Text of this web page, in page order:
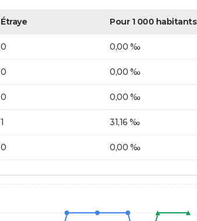
Étraye Pour 1 000 habitants
0 0,00 ‰
0 0,00 ‰
0 0,00 ‰
1 31,16 ‰
0 0,00 ‰